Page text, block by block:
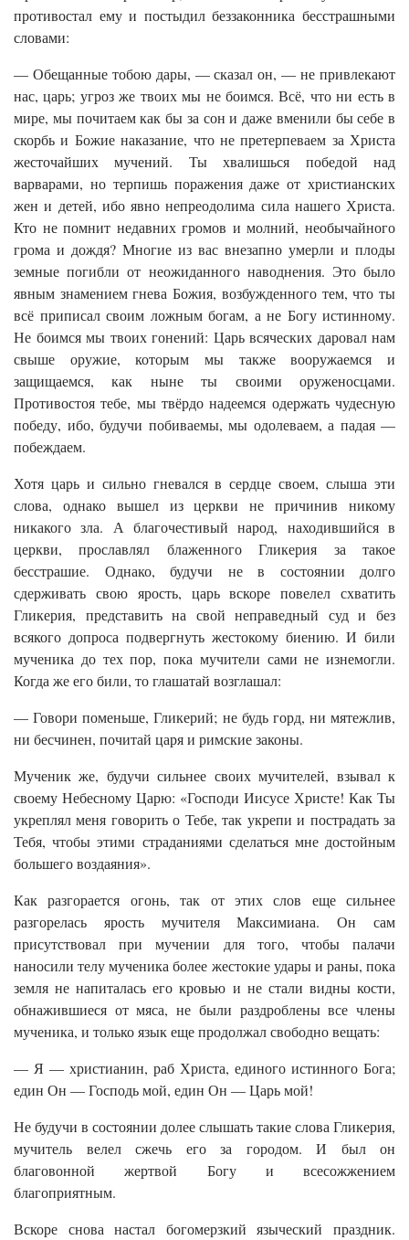
противостал ему и постыдил беззаконника бесстрашными
словами:
— Обещанные тобою дары, — сказал он, — не привлекают
нас, царь; угроз же твоих мы не боимся. Всё, что ни есть в
мире, мы почитаем как бы за сон и даже вменили бы себе в
скорбь и Божие наказание, что не претерпеваем за Христа
жесточайших мучений. Ты хвалишься победой над
варварами, но терпишь поражения даже от христианских
жен и детей, ибо явно непреодолима сила нашего Христа.
Кто не помнит недавних громов и молний, необычайного
грома и дождя? Многие из вас внезапно умерли и плоды
земные погибли от неожиданного наводнения. Это было
явным знамением гнева Божия, возбужденного тем, что ты
всё приписал своим ложным богам, а не Богу истинному.
Не боимся мы твоих гонений: Царь всяческих даровал нам
свыше оружие, которым мы также вооружаемся и
защищаемся, как ныне ты своими оруженосцами.
Противостоя тебе, мы твёрдо надеемся одержать чудесную
победу, ибо, будучи побиваемы, мы одолеваем, а падая —
побеждаем.
Хотя царь и сильно гневался в сердце своем, слыша эти
слова, однако вышел из церкви не причинив никому
никакого зла. А благочестивый народ, находившийся в
церкви, прославлял блаженного Гликерия за такое
бесстрашие. Однако, будучи не в состоянии долго
сдерживать свою ярость, царь вскоре повелел схватить
Гликерия, представить на свой неправедный суд и без
всякого допроса подвергнуть жестокому биению. И били
мученика до тех пор, пока мучители сами не изнемогли.
Когда же его били, то глашатай возглашал:
— Говори поменьше, Гликерий; не будь горд, ни мятежлив,
ни бесчинен, почитай царя и римские законы.
Мученик же, будучи сильнее своих мучителей, взывал к
своему Небесному Царю: «Господи Иисусе Христе! Как Ты
укреплял меня говорить о Тебе, так укрепи и пострадать за
Тебя, чтобы этими страданиями сделаться мне достойным
большего воздаяния».
Как разгорается огонь, так от этих слов еще сильнее
разгорелась ярость мучителя Максимиана. Он сам
присутствовал при мучении для того, чтобы палачи
наносили телу мученика более жестокие удары и раны, пока
земля не напиталась его кровью и не стали видны кости,
обнажившиеся от мяса, не были раздроблены все члены
мученика, и только язык еще продолжал свободно вещать:
— Я — христианин, раб Христа, единого истинного Бога;
един Он — Господь мой, един Он — Царь мой!
Не будучи в состоянии долее слышать такие слова Гликерия,
мучитель велел сжечь его за городом. И был он
благовонной жертвой Богу и всесожжением
благоприятным.
Вскоре снова настал богомерзкий языческий праздник.